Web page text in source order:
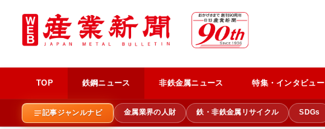
TOP 鉄鋼ニュース 非鉄金属ニュース 特集・インタビュー
記事ジャンルナビ 金属業界の人財 鉄・非鉄金属リサイクル SDGs